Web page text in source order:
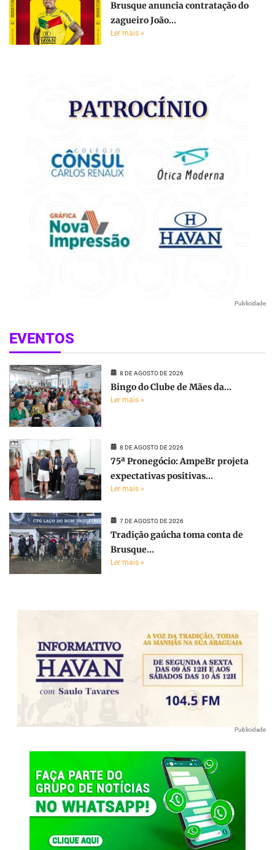
Brusque anuncia contratação do
zagueiro João...
Ler mais »
Publicidade
EVENTOS
8 DE AGOSTO DE 2026
Bingo do Clube de Mães da...
Ler mais »
8 DE AGOSTO DE 2026
75ª Pronegócio: AmpeBr projeta
expectativas positivas...
Ler mais »
7 DE AGOSTO DE 2026
Tradição gaúcha toma conta de
Brusque...
Ler mais »
Publicidade